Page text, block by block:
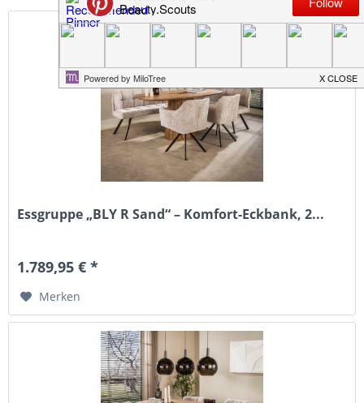
Essgruppe „BLY R Sand“ – Komfort-Eckbank, 2...
1.789,95 € *
Merken